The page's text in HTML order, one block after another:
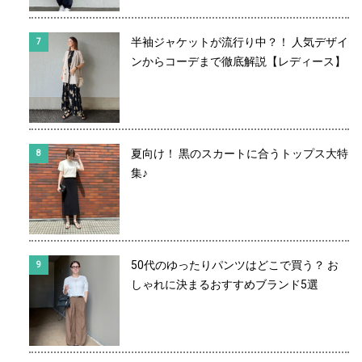
半袖ジャケットが流行り中？！ 人気デザイ
ンからコーデまで徹底解説【レディース】
夏向け！ 黒のスカートに合うトップス大特
集♪
50代のゆったりパンツはどこで買う？ お
しゃれに決まるおすすめブランド5選